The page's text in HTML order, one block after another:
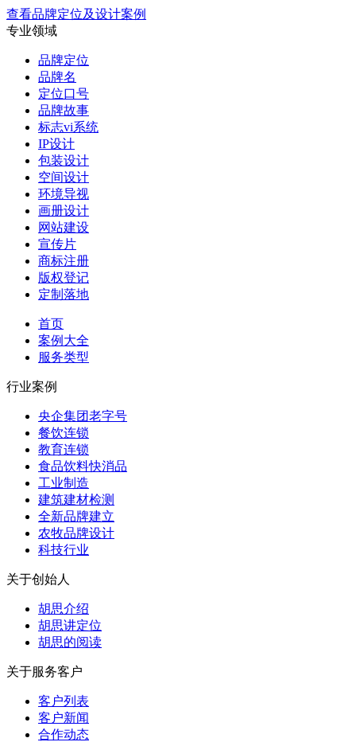
查看品牌定位及设计案例
专业领域
品牌定位
品牌名
定位口号
品牌故事
标志vi系统
IP设计
包装设计
空间设计
环境导视
画册设计
网站建设
宣传片
商标注册
版权登记
定制落地
首页
案例大全
服务类型
行业案例
央企集团老字号
餐饮连锁
教育连锁
食品饮料快消品
工业制造
建筑建材检测
全新品牌建立
农牧品牌设计
科技行业
关于创始人
胡思介绍
胡思讲定位
胡思的阅读
关于服务客户
客户列表
客户新闻
合作动态